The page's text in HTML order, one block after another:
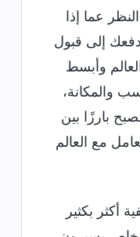
عما إذا
إلى قبول
وأبسط
والمكانة،
بارزًا بين
مع العالم
أكثر بكثير